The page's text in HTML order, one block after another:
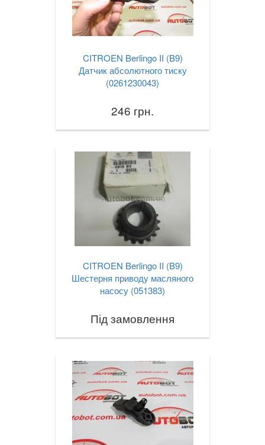
CITROEN Berlingo II (B9)
Датчик абсолютного тиску
(0261230043)
246 грн.
CITROEN Berlingo II (B9)
Шестерня приводу масляного
насосу (051383)
Під замовлення